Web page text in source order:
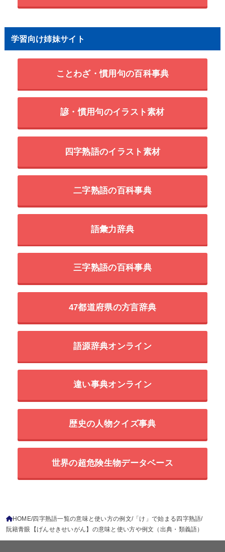
学習向け姉妹サイト
ことわざ・慣用句の百科事典
諺・慣用句のイラスト素材
四字熟語のイラスト素材
二字熟語の百科事典
語彙力辞典
三字熟語の百科事典
47都道府県の方言辞典
語源辞典オンライン
違い事典オンライン
歴史の人物クイズ事典
世界の超危険生物データベース
HOME 四字熟語一覧の意味と使い方の例文 「け」で始まる四字熟語
阮籍青眼【げんせきせいがん】の意味と使い方や例文（出典・類義語）